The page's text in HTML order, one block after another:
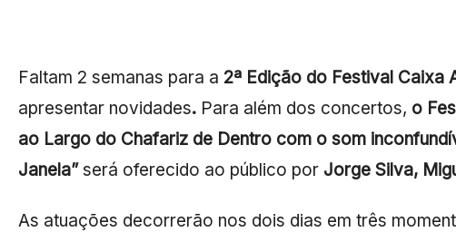
Faltam 2 semanas para a 2ª Edição do Festival Caixa
apresentar novidades. Para além dos concertos, o
ao Largo do Chafariz de Dentro com o som
Janela”será oferecido ao público por Jorge Silva,
As atuações decorrerão nos dois dias em três